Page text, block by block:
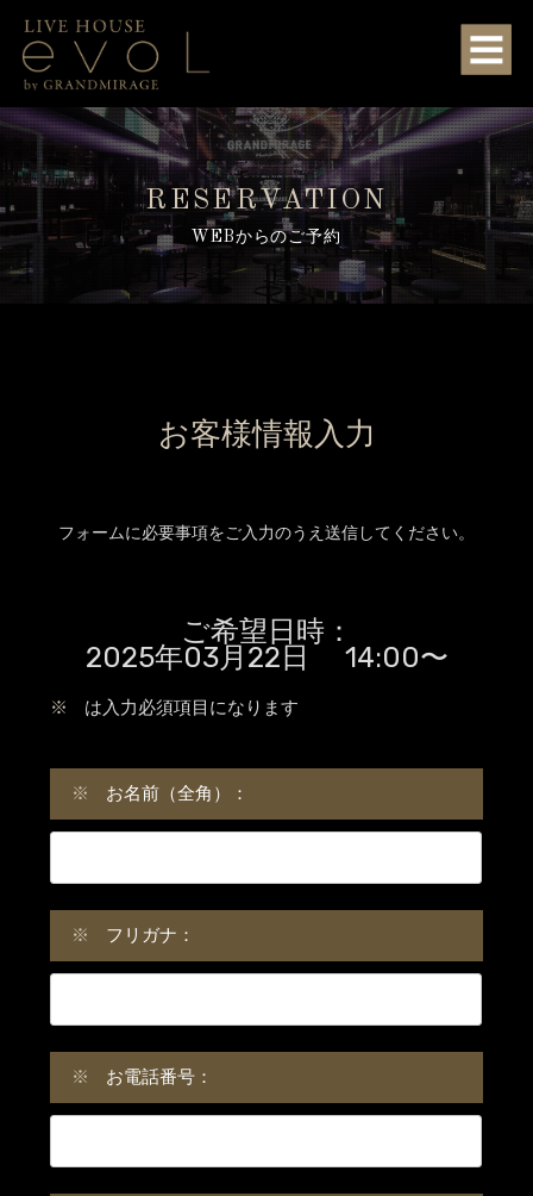
RESERVATION
WEBからのご予約
お客様情報入力
フォームに必要事項をご入力のうえ送信してください。
ご希望日時：
2025年03月22日 14:00〜
※ は入力必須項目になります
※ お名前（全角）：
※ フリガナ：
※ お電話番号：